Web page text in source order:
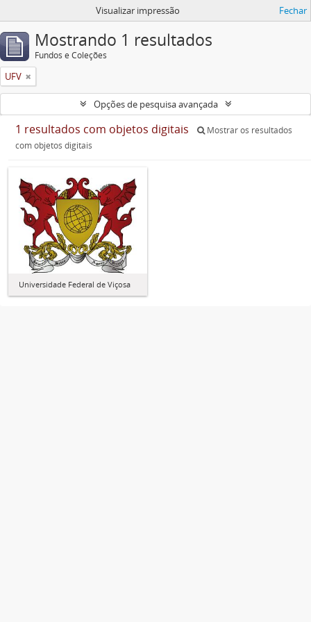
Visualizar impressão Fechar
Mostrando 1 resultados
Fundos e Coleções
UFV
Opções de pesquisa avançada
1 resultados com objetos digitais
Mostrar os resultados
com objetos digitais
Universidade Federal de Viçosa